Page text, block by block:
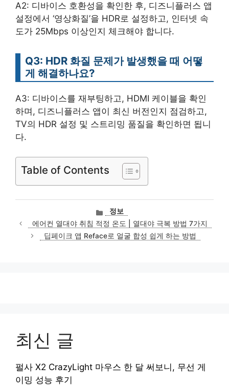
A2: 디바이스 호환성을 확인한 후, 디즈니플러스 앱
설정에서 ‘영상화질’을 HDR로 설정하고, 인터넷 속
도가 25Mbps 이상인지 체크해야 합니다.
Q3: HDR 화질 문제가 발생했을 때 어떻
게 해결하나요?
A3: 디바이스를 재부팅하고, HDMI 케이블을 확인
하며, 디즈니플러스 앱이 최신 버전인지 점검하고,
TV의 HDR 설정 및 스트리밍 품질을 확인하면 됩니
다.
Table of Contents
카
테
고
리
정보
에어컨 열대야 취침 적정 온도 | 열대야 극복 방법 7가지
딥페이크 앱 Reface로 얼굴 합성 쉽게 하는 방법
최신 글
펄사 X2 CrazyLight 마우스 한 달 써보니, 무선 게
이밍 성능 후기